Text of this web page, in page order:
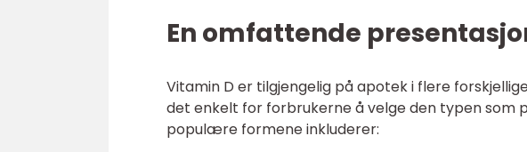
En omfattende
Vitamin D er tilgjengelig på apotek i flere
det enkelt for forbrukerne å velge den typen som
populære formene inkluderer: